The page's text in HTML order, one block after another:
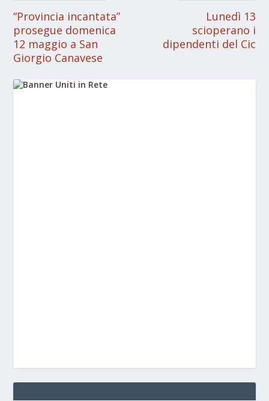
“Provincia incantata”
prosegue domenica
12 maggio a San
Giorgio Canavese
Lunedì 13
scioperano i
dipendenti del Cic